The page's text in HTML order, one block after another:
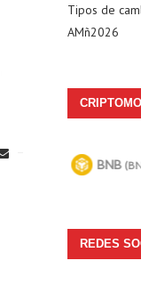
Tipos de
AMñ2026
(BNB) $ 593.05
REDES